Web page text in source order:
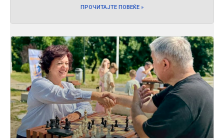
ПРОЧИТАЈТЕ ПОВЕЌЕ »